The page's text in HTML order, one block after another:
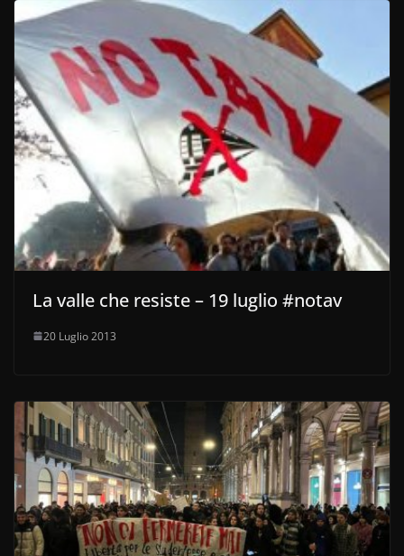
La valle che resiste – 19 luglio #notav
20 Luglio 2013